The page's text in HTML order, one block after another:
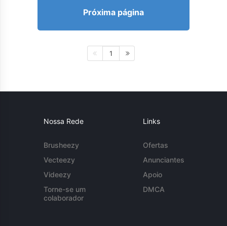
Próxima página
1
Nossa Rede
Brusheezy
Vecteezy
Videezy
Torne-se um
colaborador
Links
Ofertas
Anunciantes
Apoio
DMCA